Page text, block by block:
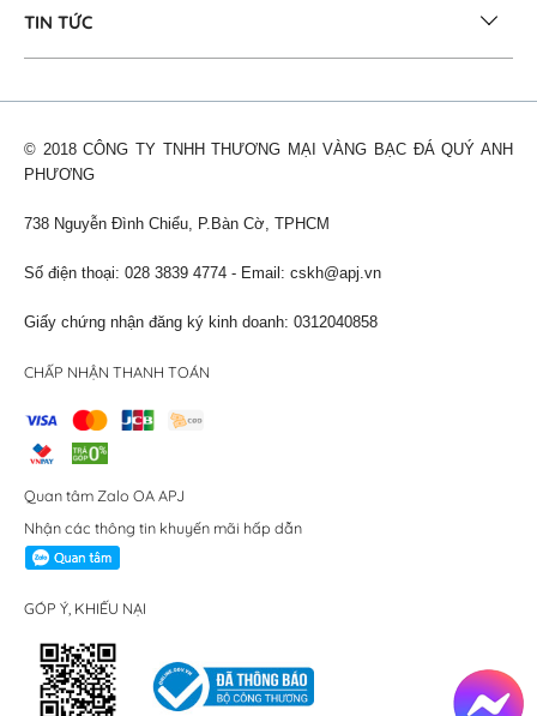
TIN TỨC
© 2018 CÔNG TY TNHH THƯƠNG MẠI VÀNG BẠC ĐÁ QUÝ ANH
PHƯƠNG
738 Nguyễn Đình Chiểu, P.Bàn Cờ, TPHCM
Số điện thoại: 028 3839 4774 - Email: cskh@apj.vn
Giấy chứng nhận đăng ký kinh doanh: 0312040858
CHẤP NHẬN THANH TOÁN
Quan tâm Zalo OA APJ
Nhận các thông tin khuyến mãi hấp dẫn
GÓP Ý, KHIẾU NẠI